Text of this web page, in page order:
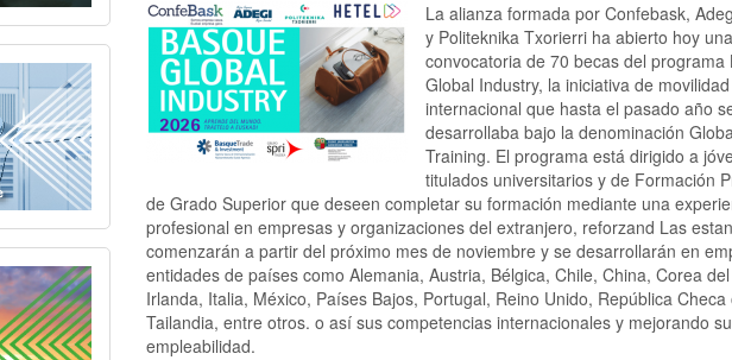
La alianza formada por Confebask,
y Politeknika Txorierri ha abierto hoy
convocatoria de 70 becas del programa
Global Industry, la iniciativa de movilidad
internacional que hasta el pasado año
desarrollaba bajo la denominación
Training. El programa está dirigido a
titulados universitarios y de Formación
de Grado Superior que deseen completar su formación mediante una
profesional en empresas y organizaciones del extranjero, reforzand Las
comenzarán a partir del próximo mes de noviembre y se desarrollarán en
entidades de países como Alemania, Austria, Bélgica, Chile, China, Corea del
Irlanda, Italia, México, Países Bajos, Portugal, Reino Unido, República Checa
Tailandia, entre otros. o así sus competencias internacionales y mejorando su
empleabilidad.